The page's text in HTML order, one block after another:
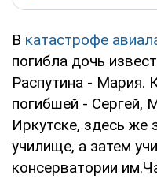
В катастрофе
погибла дочь
Распутина - Мария.
погибшей - Сергей,
Иркутске, здесь же
училище, а затем
консерватории